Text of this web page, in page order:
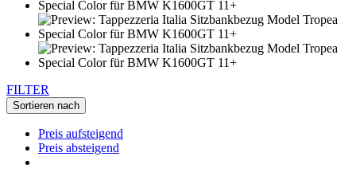
FILTER
Sortieren nach
Preis aufsteigend
Preis absteigend